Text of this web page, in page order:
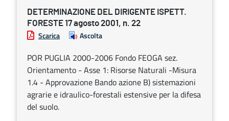
DETERMINAZIONE DEL DIRIGENTE ISPETT.
FORESTE 17 agosto 2001, n. 22
Scarica Ascolta
POR PUGLIA 2000-2006 Fondo FEOGA sez.
Orientamento - Asse 1: Risorse Naturali -Misura
1.4 - Approvazione Bando azione B) sistemazioni
agrarie e idraulico-forestali estensive per la difesa
del suolo.